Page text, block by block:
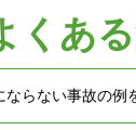
くあ
らない事故の例